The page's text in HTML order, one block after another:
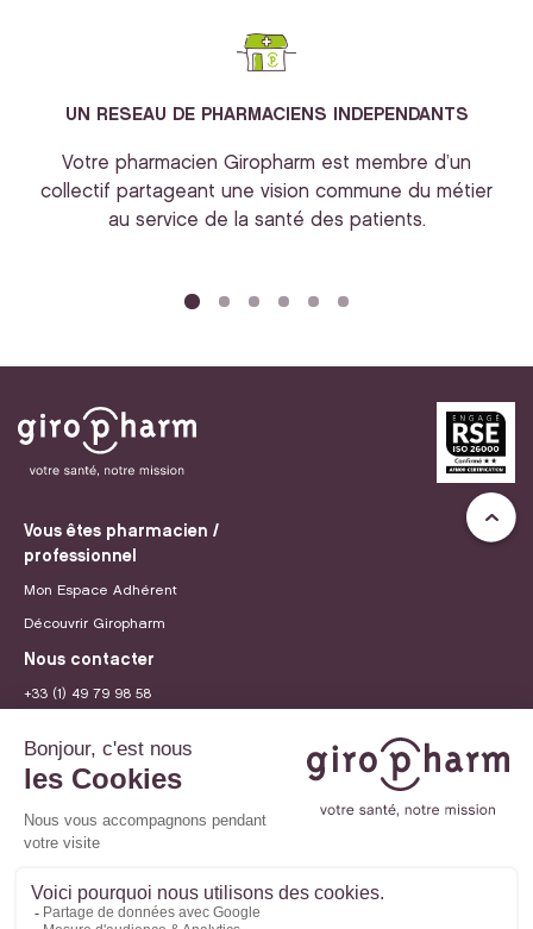
UN RESEAU DE PHARMACIENS INDEPENDANTS
Votre pharmacien Giropharm est membre d’un
collectif partageant une vision commune du métier
au service de la santé des patients.
Vous êtes pharmacien /
professionnel
Mon Espace Adhérent
Découvrir Giropharm
Nous contacter
+33 (1) 49 79 98 58
Recrutement